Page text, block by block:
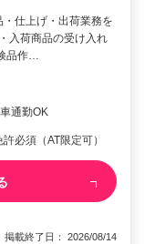
仕上げ・出荷業務を
入荷商品の受け入れ
品作…
通勤OK
必須（AT限定可）
載終了日： 2026/08/14